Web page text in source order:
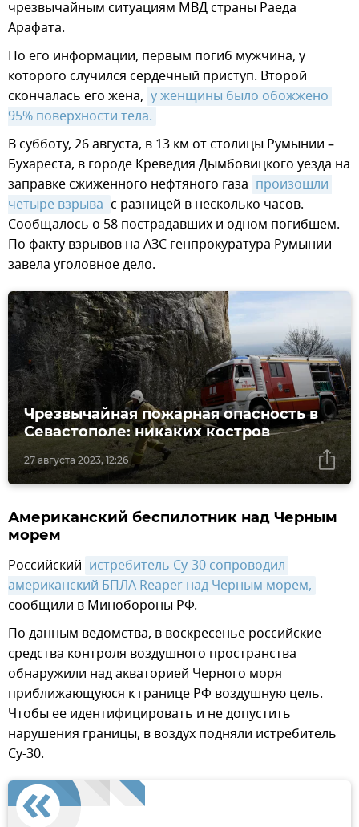
чрезвычайным ситуациям МВД страны Раеда
Арафата.
По его информации, первым погиб мужчина, у
которого случился сердечный приступ. Второй
скончалась его жена, у женщины было обожжено
95% поверхности тела.
В субботу, 26 августа, в 13 км от столицы Румынии –
Бухареста, в городе Креведия Дымбовицкого уезда на
заправке сжиженного нефтяного газа произошли
четыре взрыва с разницей в несколько часов.
Сообщалось о 58 пострадавших и одном погибшем.
По факту взрывов на АЗС генпрокуратура Румынии
завела уголовное дело.
27 августа 2023, 12:26
Чрезвычайная пожарная опасность в
Севастополе: никаких костров
Американский беспилотник над Черным
морем
Российский истребитель Су-30 сопроводил
американский БПЛА Reaper над Черным морем,
сообщили в Минобороны РФ.
По данным ведомства, в воскресенье российские
средства контроля воздушного пространства
обнаружили над акваторией Черного моря
приближающуюся к границе РФ воздушную цель.
Чтобы ее идентифицировать и не допустить
нарушения границы, в воздух подняли истребитель
Су-30.